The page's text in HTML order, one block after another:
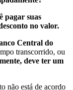
pagar suas
no valor.
Central do
transcorrido, ou
deve ter um
não está de acordo